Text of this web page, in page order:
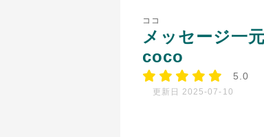
ココ
メッセージ一
coco
5.0
更新日 2025-07-10